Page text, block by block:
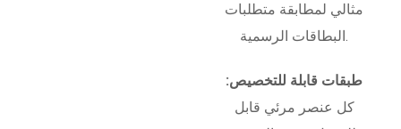
مثالي لمطابقة متطلبات
البطاقات الرسمية.
طبقات قابلة للتخصيص:
كل عنصر مرئي قابل